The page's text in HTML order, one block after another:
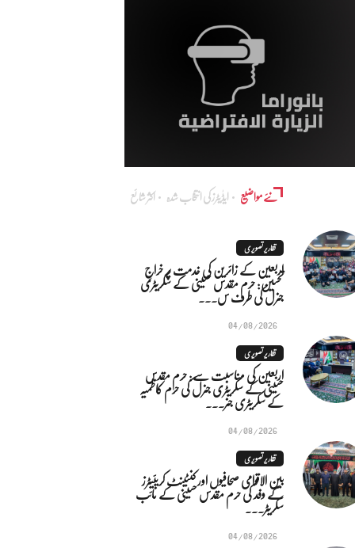
نئے مواضیع ایڈٰیٹرز کی انتخاب شدہ اکثر شائع
تقاریر تصویری
اربعین کے زائرین کی خدمت پر خراجِ
تحسین: حرم مقدس حسینی کے سکریٹری
جنرل کی طرف س...
04/08/2026
تقاریر تصویری
اربعین کی مناسبت سے: حرم مقدس
حسینی کے سکریٹری جنرل کی حرم کاظمیہ
کے سکریٹری جنر...
04/08/2026
تقاریر تصویری
بین الاقوامی صحافیوں اور کنٹینٹ کریئیٹرز
کے وفد کی حرم مقدس حسینی کے نائب
سکریٹر...
04/08/2026